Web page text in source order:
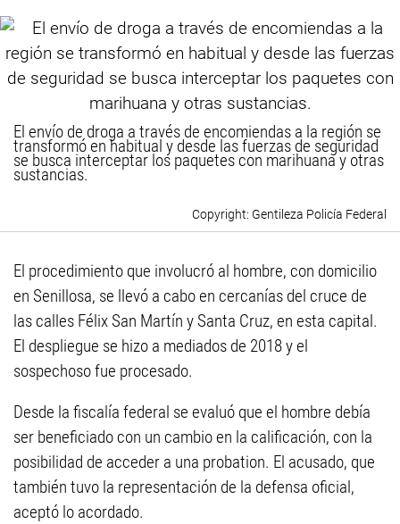
El envío de droga a través de encomiendas a la región se
transformó en habitual y desde las fuerzas de seguridad
se busca interceptar los paquetes con marihuana y otras
sustancias.
Gentileza Policía Federal
El procedimiento que involucró al hombre, con domicilio
en Senillosa, se llevó a cabo en cercanías del cruce de
las calles Félix San Martín y Santa Cruz, en esta capital.
El despliegue se hizo a mediados de 2018 y el
sospechoso fue procesado.
Desde la fiscalía federal se evaluó que el hombre debía
ser beneficiado con un cambio en la calificación, con la
posibilidad de acceder a una probation. El acusado, que
también tuvo la representación de la defensa oficial,
aceptó lo acordado.